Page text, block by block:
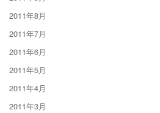
2011年8月
2011年7月
2011年6月
2011年5月
2011年4月
2011年3月